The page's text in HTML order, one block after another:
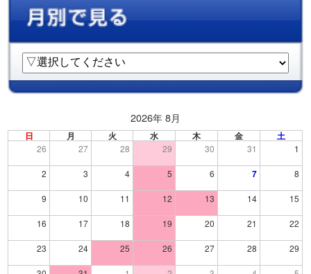
2026年 8月
日 月 火 水 木 金 土
26 27 28 29 30 31 1
2 3 4 5 6 7 8
9 10 11 12 13 14 15
16 17 18 19 20 21 22
23 24 25 26 27 28 29